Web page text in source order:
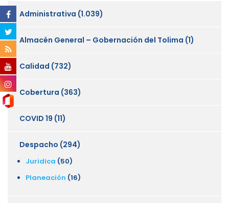
Administrativa (1.039)
Almacén General – Gobernación del Tolima (1)
Calidad (732)
Cobertura (363)
COVID 19 (11)
Despacho (294)
Juridica (50)
Planeación (16)